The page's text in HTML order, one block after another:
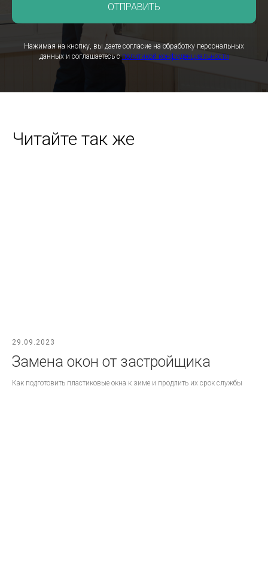
ОТПРАВИТЬ
Нажимая на кнопку, вы даете согласие на обработку персональных
данных и соглашаетесь cполитикой конфиденциальности
Читайте так же
29.09.2023
Замена окон от застройщика
Как подготовить пластиковые окна к зиме и продлить их срок службы